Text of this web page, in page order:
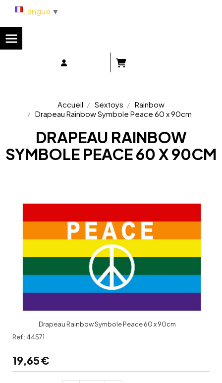
Accueil Sextoys
Rainbow
Drapeau Rainbow Symbole Peace 60 x 90cm
DRAPEAU RAINBOW
SYMBOLE PEACE 60 X 90CM
Drapeau Rainbow Symbole Peace 60 x 90cm
Ref : 44571
19,65€
Langue ▼